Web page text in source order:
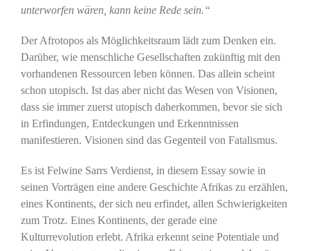
unterworfen wären, kann keine Rede sein.“
Der Afrotopos als Möglichkeitsraum lädt zum Denken ein.
Darüber, wie menschliche Gesellschaften zukünftig mit den
vorhandenen Ressourcen leben können. Das allein scheint
schon utopisch. Ist das aber nicht das Wesen von Visionen,
dass sie immer zuerst utopisch daherkommen, bevor sie sich
in Erfindungen, Entdeckungen und Erkenntnissen
manifestieren. Visionen sind das Gegenteil von Fatalismus.
Es ist Felwine Sarrs Verdienst, in diesem Essay sowie in
seinen Vorträgen eine andere Geschichte Afrikas zu erzählen,
eines Kontinents, der sich neu erfindet, allen Schwierigkeiten
zum Trotz. Eines Kontinents, der gerade eine
Kulturrevolution erlebt. Afrika erkennt seine Potentiale und